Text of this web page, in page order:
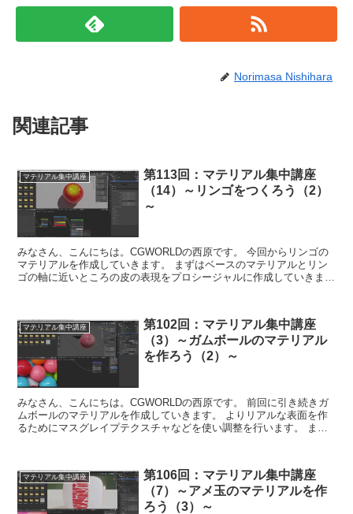
Norimasa Nishihara
関連記事
マテリアル集中講座
第113回：マテリアル集中講座
（14）～リンゴをつくろう（2）
～
みなさん、こんにちは。CGWORLDの西原です。 今回からリンゴの
マテリアルを作成していきます。 まずはベースのマテリアルとリン
ゴの軸に近いところの皮の表現をプロシージャルに作成していきま
マテリアル集中講座
第102回：マテリアル集中講座
（3）～ガムボールのマテリアル
を作ろう（2）～
みなさん、こんにちは。CGWORLDの西原です。 前回に引き続きガ
ムボールのマテリアルを作成していきます。 よりリアルな表面を作
るためにマスグレイプテクスチャなどを使い調整を行います。 また
マテリアル集中講座
第106回：マテリアル集中講座
（7）～アメ玉のマテリアルを作
ろう（3）～